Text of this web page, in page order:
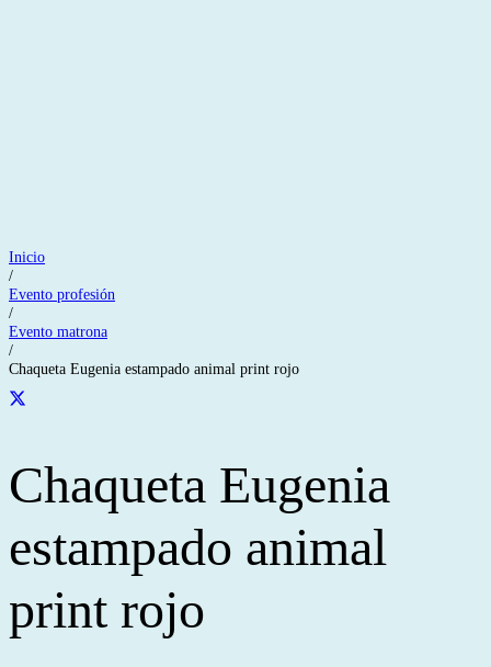
Inicio
/
Evento profesión
/
Evento matrona
/
Chaqueta Eugenia estampado animal print rojo
Chaqueta Eugenia
estampado animal
print rojo